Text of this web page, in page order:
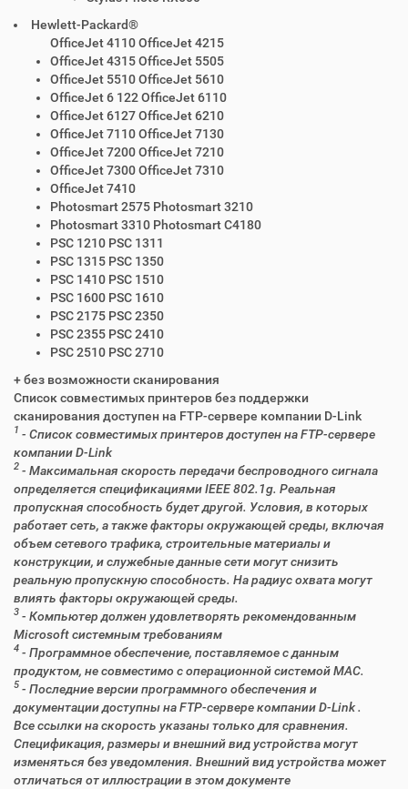
Hewlett-Packard®
OfficeJet 4110 OfficeJet 4215
OfficeJet 4315 OfficeJet 5505
OfficeJet 5510 OfficeJet 5610
OfficeJet 6 122 OfficeJet 6110
OfficeJet 6127 OfficeJet 6210
OfficeJet 7110 OfficeJet 7130
OfficeJet 7200 OfficeJet 7210
OfficeJet 7300 OfficeJet 7310
OfficeJet 7410
Photosmart 2575 Photosmart 3210
Photosmart 3310 Photosmart C4180
PSC 1210 PSC 1311
PSC 1315 PSC 1350
PSC 1410 PSC 1510
PSC 1600 PSC 1610
PSC 2175 PSC 2350
PSC 2355 PSC 2410
PSC 2510 PSC 2710
+ без возможности сканирования
Список совместимых принтеров без поддержки
сканирования доступен на FTP-сервере компании D-Link
1 - Список совместимых принтеров доступен на FTP-сервере
компании D-Link
2 - Максимальная скорость передачи беспроводного сигнала
определяется спецификациями IEEE 802.1g. Реальная
пропускная способность будет другой. Условия, в которых
работает сеть, а также факторы окружающей среды, включая
объем сетевого трафика, строительные материалы и
конструкции, и служебные данные сети могут снизить
реальную пропускную способность. На радиус охвата могут
влиять факторы окружающей среды.
3 - Компьютер должен удовлетворять рекомендованным
Microsoft системным требованиям
4 - Программное обеспечение, поставляемое с данным
продуктом, не совместимо с операционной системой MAC.
5 - Последние версии программного обеспечения и
документации доступны на FTP-сервере компании D-Link .
Все ссылки на скорость указаны только для сравнения.
Спецификация, размеры и внешний вид устройства могут
изменяться без уведомления. Внешний вид устройства может
отличаться от иллюстрации в этом документе